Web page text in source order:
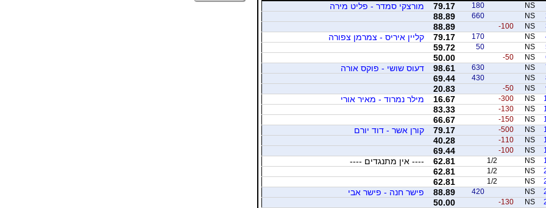
NS
180
79.17 מורצקי סמדר - פליט מירה
NS
660
88.89
NS
-100
88.89
NS
170
79.17 קליין איריס - צמרמן צפורה
NS
50
59.72
NS
-50
50.00
NS
630
98.61 דעוס שושי - פוקס אורה
NS
430
69.44
NS
-50
20.83
NS
-300
16.67 מילר נמרוד - מאיר אורי
NS
-130
83.33
NS
-150
66.67
NS
-500
79.17 קורן אשר - דוד יורם
NS
-110
40.28
NS
-100
69.44
NS
1/2
62.81 ---- אין מתנגדים ----
NS
1/2
62.81
NS
1/2
62.81
NS
420
88.89 פישר חנה - פישר אבי
NS
-130
50.00